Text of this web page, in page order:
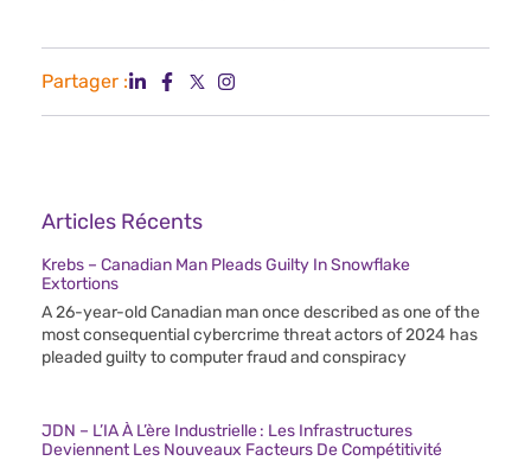
Partager :
Articles Récents
Krebs – Canadian Man Pleads Guilty In Snowflake
Extortions
A 26-year-old Canadian man once described as one of the
most consequential cybercrime threat actors of 2024 has
pleaded guilty to computer fraud and conspiracy
JDN – L’IA À L’ère Industrielle : Les Infrastructures
Deviennent Les Nouveaux Facteurs De Compétitivité